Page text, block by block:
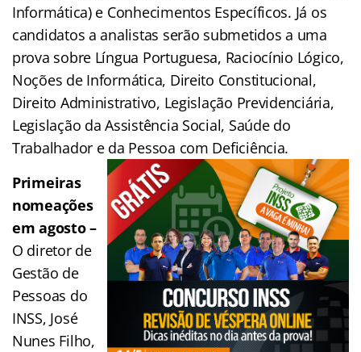
Informática) e Conhecimentos Específicos. Já os
candidatos a analistas serão submetidos a uma
prova sobre Língua Portuguesa, Raciocínio Lógico,
Noções de Informática, Direito Constitucional,
Direito Administrativo, Legislação Previdenciária,
Legislação da Assistência Social, Saúde do
Trabalhador e da Pessoa com Deficiência.
Primeiras
nomeações
em agosto –
O diretor de
Gestão de
Pessoas do
INSS, José
Nunes Filho,